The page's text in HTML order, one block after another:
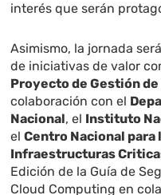
interés que serán
Asimismo, la jornada
de iniciativas de valor
Proyecto de Gestión
colaboración con el
Nacional, el Instituto
elCentro Nacional para
Infraestructuras
Edición de la Guía de
Cloud Computing en